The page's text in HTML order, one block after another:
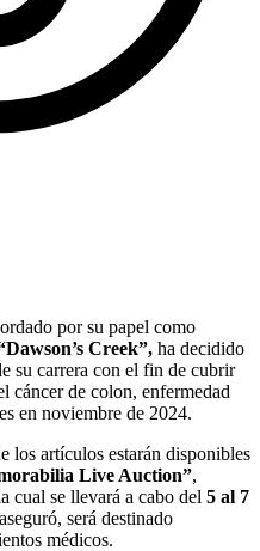
por su papel como
Creek”, ha decidido
su carrera con el fin de cubrir
cáncer de colon, enfermedad
en noviembre de 2024.
los artículos estarán disponibles
Live Auction”,
cual se llevará a cabo del 5 al 7
será destinado
médicos.